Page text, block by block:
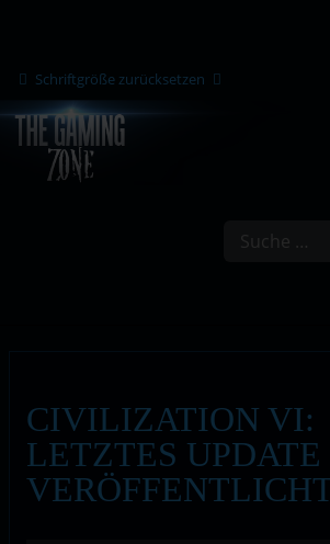
Schriftgröße zurücksetzen
CIVILIZATION VI:
LETZTES UPDATE